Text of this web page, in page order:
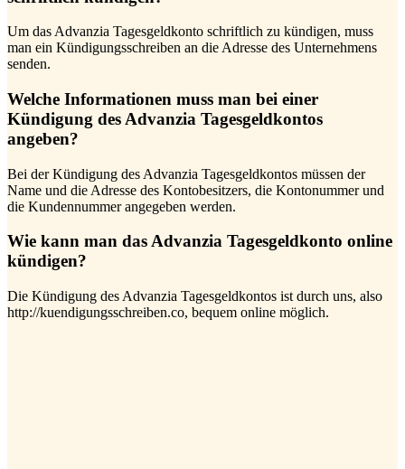
Um das Advanzia Tagesgeldkonto schriftlich zu kündigen, muss
man ein Kündigungsschreiben an die Adresse des Unternehmens
senden.
Welche Informationen muss man bei einer
Kündigung des Advanzia Tagesgeldkontos
angeben?
Bei der Kündigung des Advanzia Tagesgeldkontos müssen der
Name und die Adresse des Kontobesitzers, die Kontonummer und
die Kundennummer angegeben werden.
Wie kann man das Advanzia Tagesgeldkonto online
kündigen?
Die Kündigung des Advanzia Tagesgeldkontos ist durch uns, also
http://kuendigungsschreiben.co, bequem online möglich.